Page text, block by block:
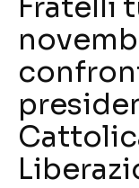
Fratelli